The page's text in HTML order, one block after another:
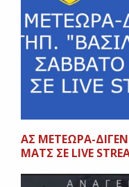
ΑΣ ΜΕΤΕΩΡΑ-
ΜΑΤΣ ΣΕ LIVE